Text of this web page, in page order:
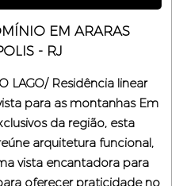
EM ARARAS
- RJ
LAGO/ Residência linear
para as montanhas Em
da região, esta
arquitetura funcional,
vista encantadora para
oferecer praticidade no